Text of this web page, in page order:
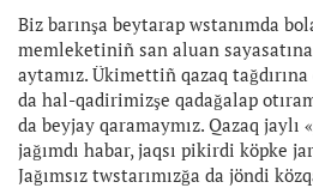
Biz barınşa beytarap wstanımda
memleketiniñ san aluan sayasatına
aytamız. Ükimettiñ qazaq
da hal-qadirimizşe qadağalap
da beyjay qaramaymız. Qazaq jaylı
jağımdı habar, jaqsı pikirdi köpke
Jağımsız twstarımızğa da jöndi